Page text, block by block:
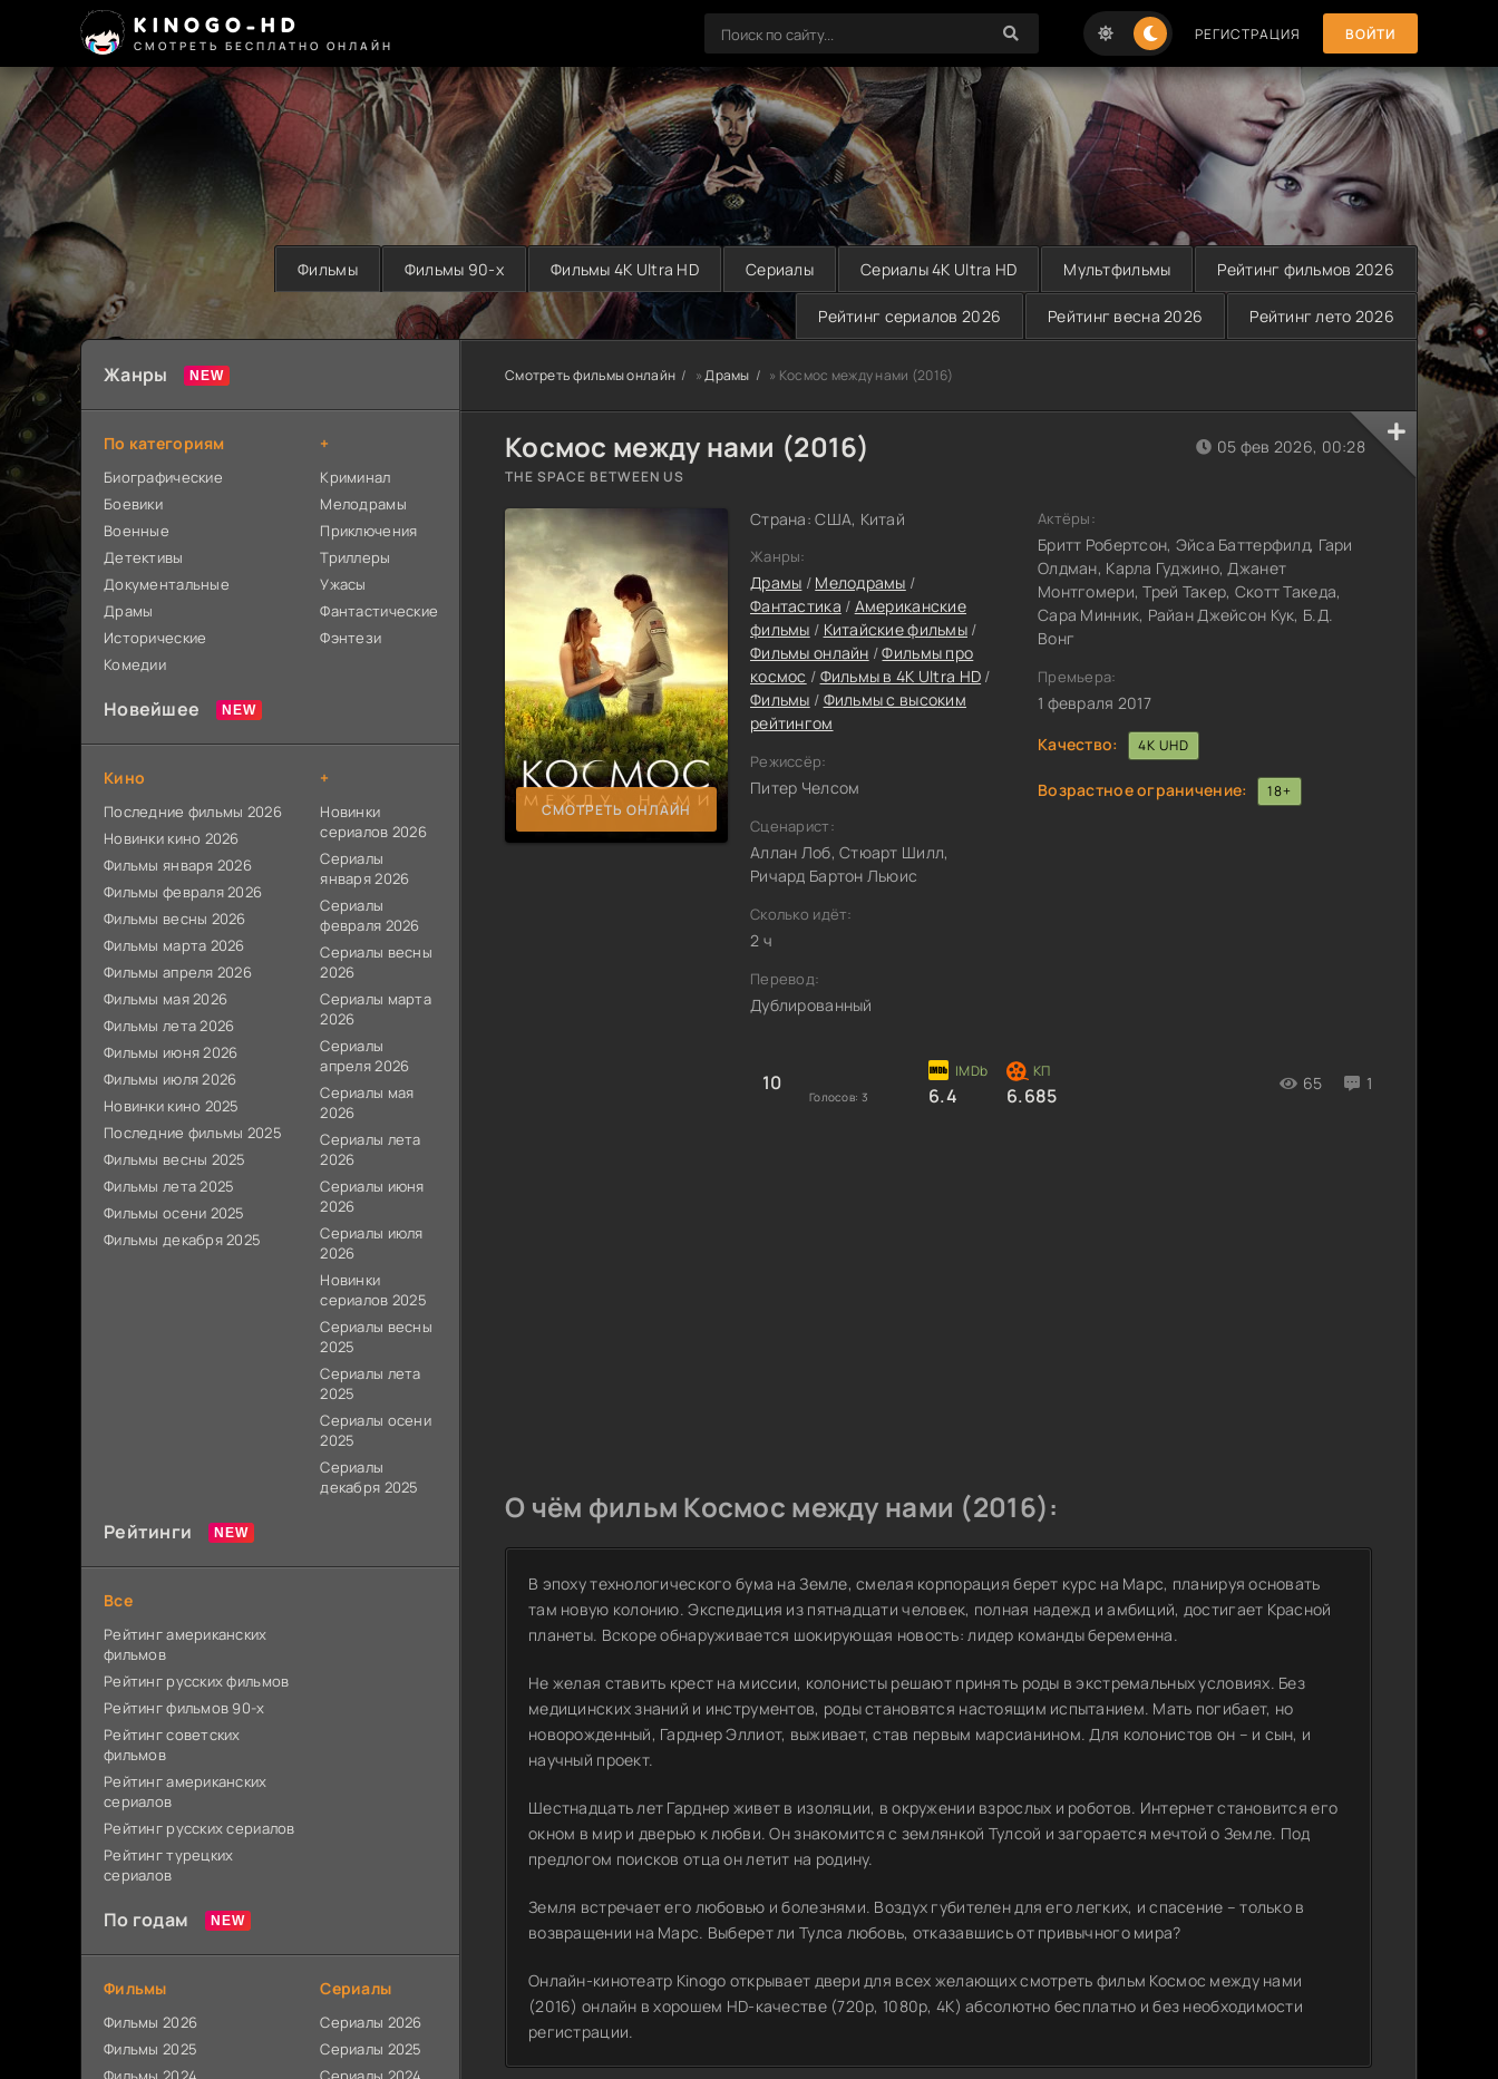
KINOGO-HD
СМОТРЕТЬ БЕСПЛАТНО ОНЛАЙН
РЕГИСТРАЦИЯ ВОЙТИ
Фильмы Фильмы 90-х Фильмы 4K Ultra HD Сериалы Сериалы 4K Ultra HD Мультфильмы Рейтинг фильмов 2026
Рейтинг сериалов 2026 Рейтинг весна 2026 Рейтинг лето 2026
Смотреть фильмы онлайн »Драмы » Космос между нами (2016)
Космос между нами (2016)
THE SPACE BETWEEN US
СМОТРЕТЬ ОНЛАЙН
Страна: США, Китай
Жанры:
Драмы / Мелодрамы /
Фантастика / Американские
фильмы / Китайские фильмы /
Фильмы онлайн /Фильмы про
космос / Фильмы в 4K Ultra HD /
Фильмы / Фильмы с высоким
рейтингом
Режиссёр:
Питер Челсом
Сценарист:
Аллан Лоб, Стюарт Шилл,
Ричард Бартон Льюис
Сколько идёт:
2 ч
Перевод:
Дублированный
10
Голосов: 3 6.4 6.685
65 1
05 фев 2026, 00:28
Актёры:
Бритт Робертсон, Эйса Баттерфилд, Гари
Олдман, Карла Гуджино, Джанет
Монтгомери, Трей Такер, Скотт Такеда,
Сара Минник, Райан Джейсон Кук, Б.Д.
Вонг
Премьера:
1 февраля 2017
Качество:
4K UHD
Возрастное ограничение: 18+
О чём фильм Космос между нами (2016):
В эпоху технологического бума на Земле, смелая корпорация берет курс на Марс, планируя основать
там новую колонию. Экспедиция из пятнадцати человек, полная надежд и амбиций, достигает Красной
планеты. Вскоре обнаруживается шокирующая новость: лидер команды беременна.
Не желая ставить крест на миссии, колонисты решают принять роды в экстремальных условиях. Без
медицинских знаний и инструментов, роды становятся настоящим испытанием. Мать погибает, но
новорожденный, Гарднер Эллиот, выживает, став первым марсианином. Для колонистов он – и сын, и
научный проект.
Шестнадцать лет Гарднер живет в изоляции, в окружении взрослых и роботов. Интернет становится его
окном в мир и дверью к любви. Он знакомится с землянкой Тулсой и загорается мечтой о Земле. Под
предлогом поисков отца он летит на родину.
Земля встречает его любовью и болезнями. Воздух губителен для его легких, и спасение – только в
возвращении на Марс. Выберет ли Тулса любовь, отказавшись от привычного мира?
Онлайн-кинотеатр Kinogo открывает двери для всех желающих смотреть фильм Космос между нами
(2016) онлайн в хорошем HD-качестве (720p, 1080p, 4K) абсолютно бесплатно и без необходимости
регистрации.
Жанры
По категориям
Биографические
Боевики
Военные
Детективы
Документальные
Драмы
Исторические
Комедии
+
Криминал
Мелодрамы
Приключения
Триллеры
Ужасы
Фантастические
Фэнтези
Новейшее
Кино
Последние фильмы 2026
Новинки кино 2026
Фильмы января 2026
Фильмы февраля 2026
Фильмы весны 2026
Фильмы марта 2026
Фильмы апреля 2026
Фильмы мая 2026
Фильмы лета 2026
Фильмы июня 2026
Фильмы июля 2026
Новинки кино 2025
Последние фильмы 2025
Фильмы весны 2025
Фильмы лета 2025
Фильмы осени 2025
Фильмы декабря 2025
+
Новинки
сериалов 2026
Сериалы
января 2026
Сериалы
февраля 2026
Сериалы весны
2026
Сериалы марта
2026
Сериалы
апреля 2026
Сериалы мая
2026
Сериалы лета
2026
Сериалы июня
2026
Сериалы июля
2026
Новинки
сериалов 2025
Сериалы весны
2025
Сериалы лета
2025
Сериалы осени
2025
Сериалы
декабря 2025
Рейтинги
Все
Рейтинг американских
фильмов
Рейтинг русских фильмов
Рейтинг фильмов 90-х
Рейтинг советских
фильмов
Рейтинг американских
сериалов
Рейтинг русских сериалов
Рейтинг турецких
сериалов
По годам
Фильмы
Фильмы 2026
Фильмы 2025
Сериалы
Сериалы 2026
Сериалы 2025